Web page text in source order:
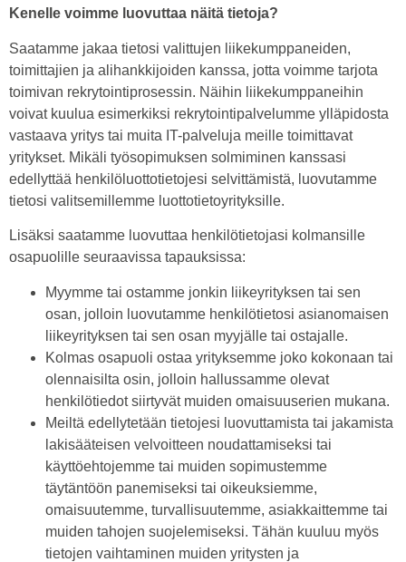
Kenelle voimme luovuttaa näitä tietoja?
Saatamme jakaa tietosi valittujen liikekumppaneiden,
toimittajien ja alihankkijoiden kanssa, jotta voimme tarjota
toimivan rekrytointiprosessin. Näihin liikekumppaneihin
voivat kuulua esimerkiksi rekrytointipalvelumme ylläpidosta
vastaava yritys tai muita IT-palveluja meille toimittavat
yritykset. Mikäli työsopimuksen solmiminen kanssasi
edellyttää henkilöluottotietojesi selvittämistä, luovutamme
tietosi valitsemillemme luottotietoyrityksille.
Lisäksi saatamme luovuttaa henkilötietojasi kolmansille
osapuolille seuraavissa tapauksissa:
Myymme tai ostamme jonkin liikeyrityksen tai sen
osan, jolloin luovutamme henkilötietosi asianomaisen
liikeyrityksen tai sen osan myyjälle tai ostajalle.
Kolmas osapuoli ostaa yrityksemme joko kokonaan tai
olennaisilta osin, jolloin hallussamme olevat
henkilötiedot siirtyvät muiden omaisuuserien mukana.
Meiltä edellytetään tietojesi luovuttamista tai jakamista
lakisääteisen velvoitteen noudattamiseksi tai
käyttöehtojemme tai muiden sopimustemme
täytäntöön panemiseksi tai oikeuksiemme,
omaisuutemme, turvallisuutemme, asiakkaittemme tai
muiden tahojen suojelemiseksi. Tähän kuuluu myös
tietojen vaihtaminen muiden yritysten ja